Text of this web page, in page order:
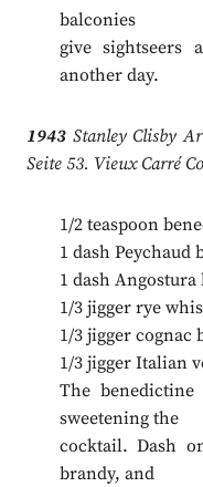
balconies
give sightseers
another day.
1943Stanley Clisby
Seite 53. Vieux Carré
1/2 teaspoon
1 dash Peychaud
1 dash
1/3 jigger rye
1/3 jigger cognac
1/3 jigger Italian
The
sweetening the
cocktail. Dash
brandy, and